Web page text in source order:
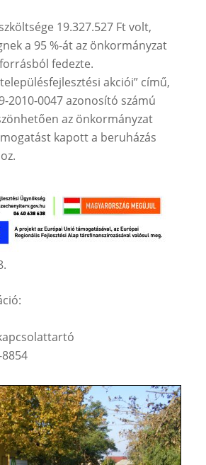
19.327.527 Ft volt,
a 95 %-át az önkormányzat
fedezte.
akciói” című,
2010-0047 azonosító számú
az önkormányzat
kapott a beruházás